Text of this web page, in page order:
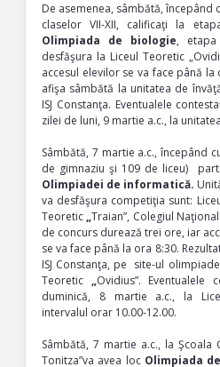
De asemenea, sâmbătă, începând
claselor VII-XII, calificaţi la
Olimpiada de biologie,
desfăşura la Liceul Teoretic
accesul elevilor se va face până
afişa sâmbătă la unitatea de
ISJ Constanţa. Eventualele
zilei de luni, 9 martie a.c., la
Sâmbătă, 7 martie a.c., începând
de gimnaziu şi 109 de liceu)
Olimpiadei de informatică.
va desfăşura competiţia sunt:
Teoretic„Traian”, Colegiul Naţional
de concurs durează trei ore, iar
se va face până la ora 8:30.
ISJ Constanţa, pe site-ul
Teoretic „Ovidius”.
duminică, 8 martie a.c., la
intervalul orar 10.00-12.00.
Sâmbătă, 7 martie a.c., la Şcoala
Tonitza”va avea loc Olimpiada